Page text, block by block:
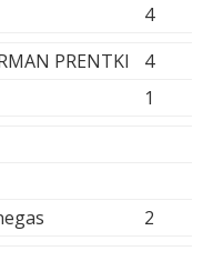
4
PRENTKI
4
1
2